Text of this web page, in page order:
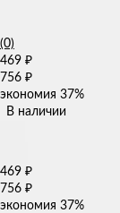
(0)
469 ₽
756 ₽
экономия 37%
В наличии
469 ₽
756 ₽
экономия 37%